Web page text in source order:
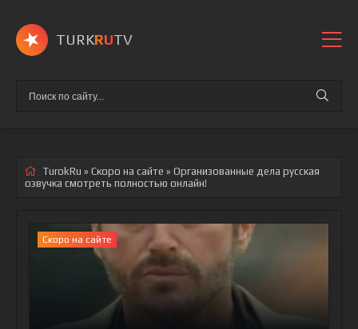
TURKRUTV
TurokRu » Скоро на сайте » Организованные дела русская
озвучка смотреть полностью онлайн!
Скоро на сайте